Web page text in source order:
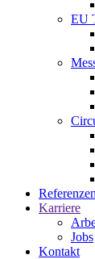
EU
Referenzen
Karriere
Jobs
Kontakt